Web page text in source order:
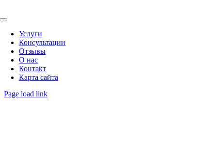
Toggle
NavigationУслуги
Консультации
Отзывы
О нас
Контакт
Карта сайта
Page load link